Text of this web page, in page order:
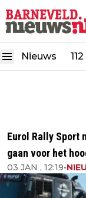
Nieuws 112
Eurol Rally Sport
gaan voor het
03 JAN , 12:19•